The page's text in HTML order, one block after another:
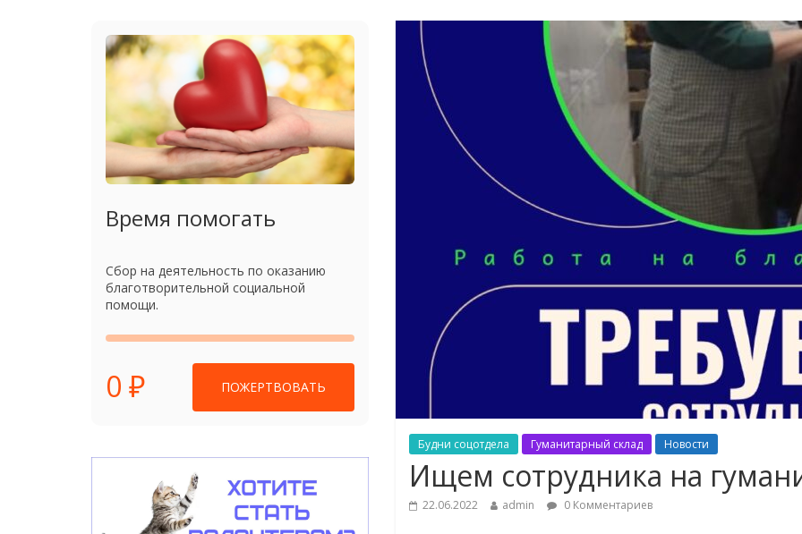
Будни соцотдела Гуманитарный склад Новости
Ищем сотрудника на
22.06.2022 admin 0 Комментариев
Время помогать
Сбор на деятельность по оказанию
благотворительной социальной
помощи.
0 ₽ ПОЖЕРТВОВАТЬ